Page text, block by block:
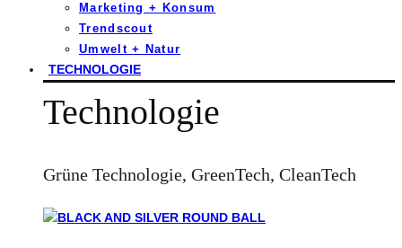
Marketing + Konsum
Trendscout
Umwelt + Natur
TECHNOLOGIE
Technologie
Grüne Technologie, GreenTech, CleanTech